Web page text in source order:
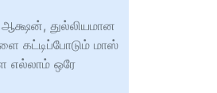
ஆக்ஷன், துல்லியமான
கட்டிப்போடும் மாஸ்
ஒரே